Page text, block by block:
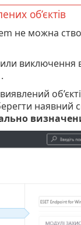
об’єктів
не можна
виключення
.
наявний